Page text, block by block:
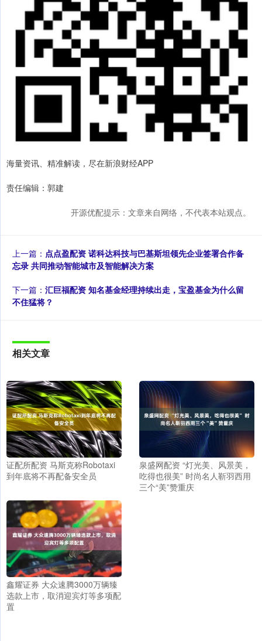
海量资讯、精准解读，尽在新浪财经APP
责任编辑：郭建
开源优配提示：文章来自网络，不代表本站观点。
上一篇： 点点盈配资 诺科达科技与巴基斯坦领先企业签署合作备
忘录 共同推动智能城市及智能解决方案
下一篇： 汇巨福配资 知名基金经理持续出走，宝盈基金为什么留
不住猛将？
相关文章
证配所配资 马斯克称Robotaxi
到年底将不再配备安全员
泉盛网配资 “灯光美、风景美，
吃得也很美” 时尚名人靳羽西用
三个“美”赞重庆
鑫耀证券 大众速腾3000万辆臻
选款上市，取消迎宾灯等多项配
置